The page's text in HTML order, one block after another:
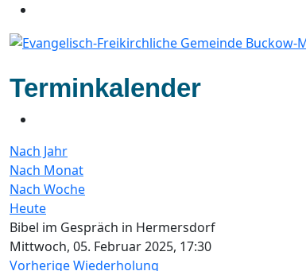
Terminkalender
Nach Jahr
Nach Monat
Nach Woche
Heute
Bibel im Gespräch in Hermersdorf
Mittwoch, 05. Februar 2025, 17:30
Vorherige Wiederholung